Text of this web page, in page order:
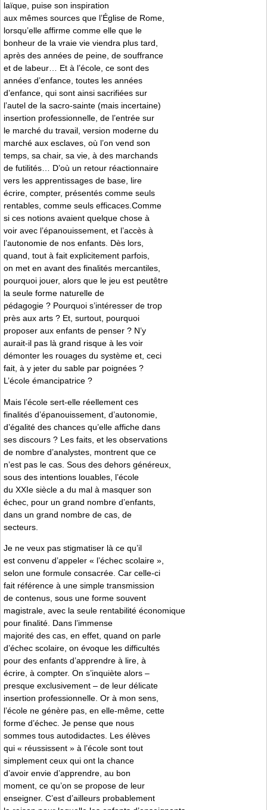
laïque, puise son inspiration
aux mêmes sources que l’Église de Rome,
lorsqu’elle affirme comme elle que le
bonheur de la vraie vie viendra plus tard,
après des années de peine, de souffrance
et de labeur… Et à l’école, ce sont des
années d’enfance, toutes les années
d’enfance, qui sont ainsi sacrifiées sur
l’autel de la sacro-sainte (mais incertaine)
insertion professionnelle, de l’entrée sur
le marché du travail, version moderne du
marché aux esclaves, où l’on vend son
temps, sa chair, sa vie, à des marchands
de futilités… D’où un retour réactionnaire
vers les apprentissages de base, lire
écrire, compter, présentés comme seuls
rentables, comme seuls efficaces.Comme
si ces notions avaient quelque chose à
voir avec l’épanouissement, et l’accès à
l’autonomie de nos enfants. Dès lors,
quand, tout à fait explicitement parfois,
on met en avant des finalités mercantiles,
pourquoi jouer, alors que le jeu est peutêtre
la seule forme naturelle de
pédagogie ? Pourquoi s’intéresser de trop
près aux arts ? Et, surtout, pourquoi
proposer aux enfants de penser ? N’y
aurait-il pas là grand risque à les voir
démonter les rouages du système et, ceci
fait, à y jeter du sable par poignées ?
L’école émancipatrice ?
Mais l’école sert-elle réellement ces
finalités d’épanouissement, d’autonomie,
d’égalité des chances qu’elle affiche dans
ses discours ? Les faits, et les observations
de nombre d’analystes, montrent que ce
n’est pas le cas. Sous des dehors généreux,
sous des intentions louables, l’école
du XXIe siècle a du mal à masquer son
échec, pour un grand nombre d’enfants,
dans un grand nombre de cas, de
secteurs.
Je ne veux pas stigmatiser là ce qu’il
est convenu d’appeler « l’échec scolaire »,
selon une formule consacrée. Car celle-ci
fait référence à une simple transmission
de contenus, sous une forme souvent
magistrale, avec la seule rentabilité économique
pour finalité. Dans l’immense
majorité des cas, en effet, quand on parle
d’échec scolaire, on évoque les difficultés
pour des enfants d’apprendre à lire, à
écrire, à compter. On s’inquiète alors –
presque exclusivement – de leur délicate
insertion professionnelle. Or à mon sens,
l’école ne génère pas, en elle-même, cette
forme d’échec. Je pense que nous
sommes tous autodidactes. Les élèves
qui « réussissent » à l’école sont tout
simplement ceux qui ont la chance
d’avoir envie d’apprendre, au bon
moment, ce qu’on se propose de leur
enseigner. C’est d’ailleurs probablement